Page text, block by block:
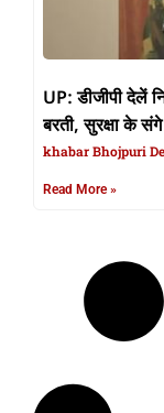
UP: डीजीपी देलें
बरती, सुरक्षा के
khabar Bhojpuri
Read More »